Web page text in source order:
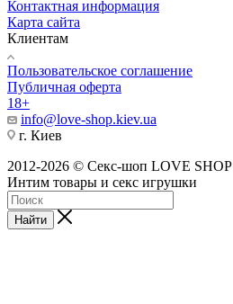
Контактная информация
Карта сайта
Клиентам
Пользовательское соглашение
Публичная оферта
18+
info@love-shop.kiev.ua
г. Киев
2012-2026 © Секс-шоп LOVE SHOP
Интим товары и секс игрушки
Найти